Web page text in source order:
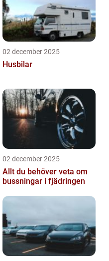
02 december 2025
Husbilar
02 december 2025
Allt du behöver veta om
bussningar i fjädringen